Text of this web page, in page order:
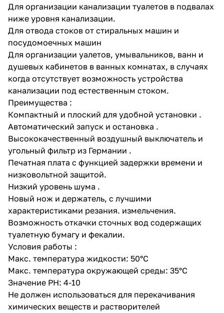
Для организации канализации туалетов в подвалах
ниже уровня канализации.
Для отвода стоков от стиральных машин и
посудомоечных машин
Для организации уалетов, умывальников, ванн и
душевых кабинетов в ванных комнатах, в случаях
когда отсутствует возможность устройства
канализации под естественным стоком.
Преимущества :
Компактный и плоский для удобной установки .
Автоматический запуск и остановка .
Высококачественный воздушный выключатель и
угольный фильтр из Германии .
Печатная плата с функцией задержки времени и
низковольтной защитой.
Низкий уровень шума .
Новый нож и держатель, с лучшими
характеристиками резания. измельчения.
Возможность откачки сточных вод содержащих
туалетную бумагу и фекалии.
Условия работы :
Макс. температура жидкости: 50°С
Макс. температура окружающей среды: 35°С
Значение РН: 4-10
Не должен использоваться для перекачивания
химических веществ и растворителей
раз в 2 недели